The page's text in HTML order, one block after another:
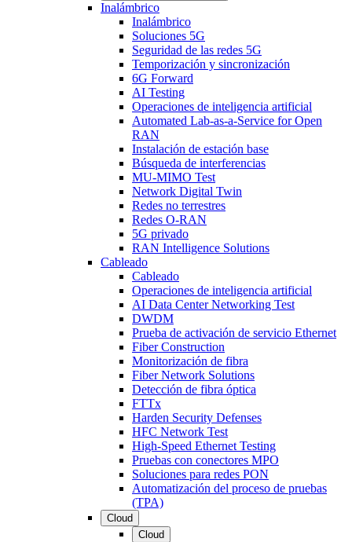
Inalámbrico
Inalámbrico
Soluciones 5G
Seguridad de las redes 5G
Temporización y sincronización
6G Forward
AI Testing
Operaciones de inteligencia artificial
Automated Lab-as-a-Service for Open
RAN
Instalación de estación base
Búsqueda de interferencias
MU-MIMO Test
Network Digital Twin
Redes no terrestres
Redes O-RAN
5G privado
RAN Intelligence Solutions
Cableado
Cableado
Operaciones de inteligencia artificial
AI Data Center Networking Test
DWDM
Prueba de activación de servicio Ethernet
Fiber Construction
Monitorización de fibra
Fiber Network Solutions
Detección de fibra óptica
FTTx
Harden Security Defenses
HFC Network Test
High-Speed Ethernet Testing
Pruebas con conectores MPO
Soluciones para redes PON
Automatización del proceso de pruebas
(TPA)
Cloud
Cloud